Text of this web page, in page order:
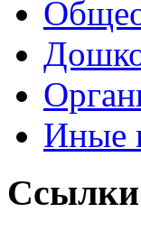
Иные
Ссылки